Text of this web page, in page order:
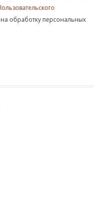
на обработку персональных